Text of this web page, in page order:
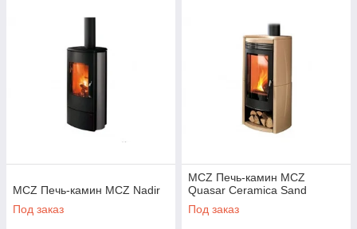
MCZ Печь-камин MCZ Nadir
Под заказ
MCZ Печь-камин MCZ
Quasar Ceramica Sand
Под заказ